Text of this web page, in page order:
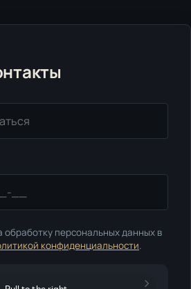
обработку персональных данных в
конфиденциальности.